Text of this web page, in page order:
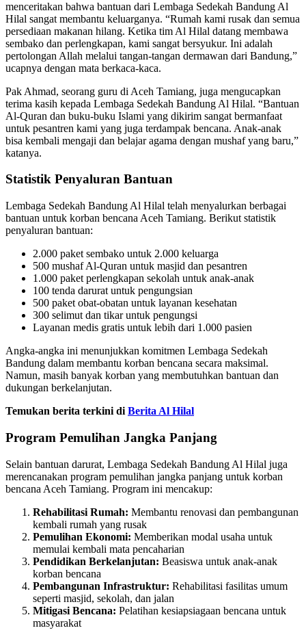
menceritakan bahwa bantuan dari Lembaga Sedekah Bandung Al
Hilal sangat membantu keluarganya. “Rumah kami rusak dan semua
persediaan makanan hilang. Ketika tim Al Hilal datang membawa
sembako dan perlengkapan, kami sangat bersyukur. Ini adalah
pertolongan Allah melalui tangan-tangan dermawan dari Bandung,”
ucapnya dengan mata berkaca-kaca.
Pak Ahmad, seorang guru di Aceh Tamiang, juga mengucapkan
terima kasih kepada Lembaga Sedekah Bandung Al Hilal. “Bantuan
Al-Quran dan buku-buku Islami yang dikirim sangat bermanfaat
untuk pesantren kami yang juga terdampak bencana. Anak-anak
bisa kembali mengaji dan belajar agama dengan mushaf yang baru,”
katanya.
Statistik Penyaluran Bantuan
Lembaga Sedekah Bandung Al Hilal telah menyalurkan berbagai
bantuan untuk korban bencana Aceh Tamiang. Berikut statistik
penyaluran bantuan:
2.000 paket sembako untuk 2.000 keluarga
500 mushaf Al-Quran untuk masjid dan pesantren
1.000 paket perlengkapan sekolah untuk anak-anak
100 tenda darurat untuk pengungsian
500 paket obat-obatan untuk layanan kesehatan
300 selimut dan tikar untuk pengungsi
Layanan medis gratis untuk lebih dari 1.000 pasien
Angka-angka ini menunjukkan komitmen Lembaga Sedekah
Bandung dalam membantu korban bencana secara maksimal.
Namun, masih banyak korban yang membutuhkan bantuan dan
dukungan berkelanjutan.
Temukan berita terkini di Berita Al Hilal
Program Pemulihan Jangka Panjang
Selain bantuan darurat, Lembaga Sedekah Bandung Al Hilal juga
merencanakan program pemulihan jangka panjang untuk korban
bencana Aceh Tamiang. Program ini mencakup:
Rehabilitasi Rumah: Membantu renovasi dan pembangunan
kembali rumah yang rusak
Pemulihan Ekonomi: Memberikan modal usaha untuk
memulai kembali mata pencaharian
Pendidikan Berkelanjutan: Beasiswa untuk anak-anak
korban bencana
Pembangunan Infrastruktur: Rehabilitasi fasilitas umum
seperti masjid, sekolah, dan jalan
Mitigasi Bencana: Pelatihan kesiapsiagaan bencana untuk
masyarakat